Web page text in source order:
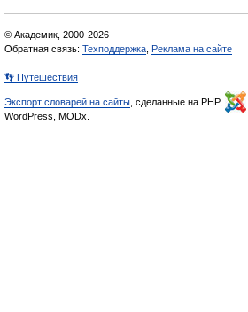
© Академик, 2000-2026
Обратная связь: Техподдержка Реклама на сайте
👣 Путешествия
Экспорт словарей на сайты , сделанные на PHP,
WordPress, MODx.